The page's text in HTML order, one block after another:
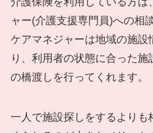
ャー(介護支援専門員)への相
ケアマネジャーは地域の施設
り、利用者の状態に合った
の橋渡しを行ってくれます。
一人で施設探しをするよりも